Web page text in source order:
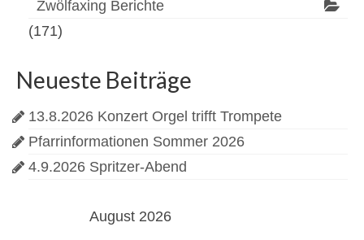
Zwölfaxing Berichte
(171)
Neueste Beiträge
13.8.2026 Konzert Orgel trifft Trompete
Pfarrinformationen Sommer 2026
4.9.2026 Spritzer-Abend
August 2026